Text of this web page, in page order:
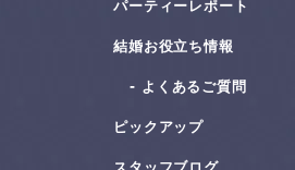
パーティーレポート
結婚お役⽴ち情報
よくあるご質問
ピックアップ